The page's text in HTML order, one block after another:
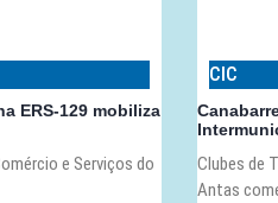
ERS-129 mobiliza
e Serviços do
CIC
Clubes de
Antas